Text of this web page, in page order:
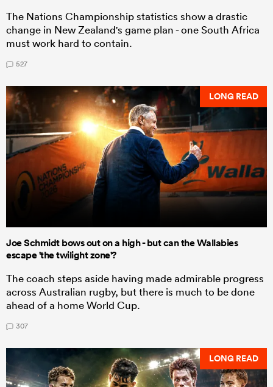
The Nations Championship statistics show a drastic
change in New Zealand's game plan - one South Africa
must work hard to contain.
527
LONG READ
Joe Schmidt bows out on a high - but can the Wallabies
escape 'the twilight zone'?
The coach steps aside having made admirable progress
across Australian rugby, but there is much to be done
ahead of a home World Cup.
307
LONG READ